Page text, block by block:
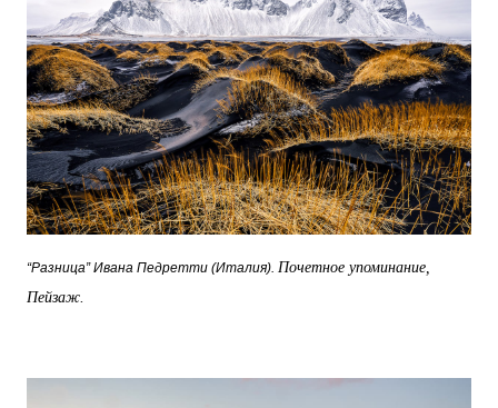
“Разница” Ивана Педретти (Италия). Почетное упоминание,
Пейзаж.